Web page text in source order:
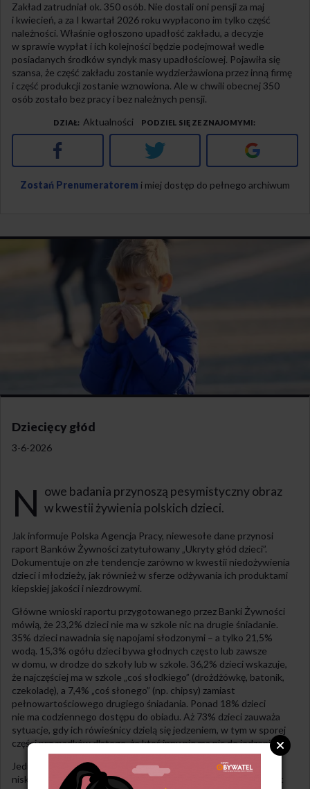
Zakład zatrudniał ok. 350 osób. Nie dostali oni pensji za maj
i kwiecień, a za I kwartał 2026 roku wypłacono im tylko część
należności. Właśnie ogłoszono upadłość zakładu, a decyzje
w sprawie wypłat i ich kolejności będzie podejmował wedle
posiadanych środków syndyk masy upadłościowej. Pojawiła się
szansa, że część zakładu zostanie wydzierżawiona przez inną firmę
i część produkcji zostanie wznowiona. Ale w chwili obecnej 350
osób zostało bez pracy i bez należnych pensji.
DZIAŁ Aktualności PODZIEL SIĘ ZE ZNAJOMYMI
Facebook Twitter Google+
Zostań Prenumeratorem i miej dostęp do pełnego archiwum
Dziecięcy głód
3-6-2026
N owe badania przynoszą pesymistyczny obraz
w kwestii żywienia polskich dzieci.
Jak informuje Polska Agencja Pracy, niewesołe dane przynosi
raport Banków Żywności zatytułowany „Ukryty głód dzieci”.
Dokumentuje on złe tendencje zarówno w kwestii niedożywienia
dzieci i młodzieży, jak również w sferze odżywania ich produktami
kiepskiej jakości i niezdrowymi.
Główne wnioski raportu przygotowanego przez Banki Żywności
mówią, że 23,2% dzieci nie ma w szkole nic na drugie śniadanie.
35% dzieci nawadnia się napojami słodzonymi – a tylko 21,5%
wodą. 15,3% ogółu dzieci bywa głodnych często lub zawsze
w domu, w drodze do szkoły lub w szkole. 36,2% dzieci wskazuje,
że najczęściej ma w szkole „coś słodkiego” (drożdżówkę, batonik,
czekoladę), a 7,4% „coś słonego” (np. chipsy) zamiast
pełnowartościowego drugiego śniadania. Ponad 18% dzieci
nie ma codziennego dostępu do obiadu. Aż 73% dzieci zauważa
sytuacje, gdy ich rówieśnicy dzielą się jedzeniem, w tym w sporej
części przypadków dlatego, że ktoś inny nie ma nic do jedzenia.
Jednocześnie z głodem i niedożywieniem występuje z powodu
niskiej jakości posiłków problem nadwagi i otyłości – Polska jest